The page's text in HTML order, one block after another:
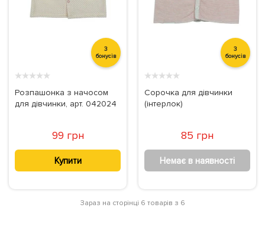
3
бонусів
★★★★★
Розпашонка з начосом
для дівчинки, арт. 042024
99 грн
Купити
3
бонусів
★★★★★
Сорочка для дівчинки
(інтерлок)
85 грн
Немає в наявності
Зараз на сторінці 6 товарів з 6